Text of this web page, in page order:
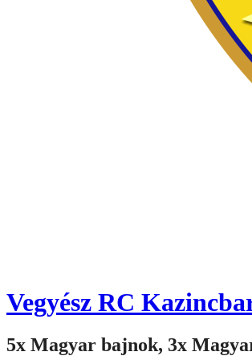
Vegyész RC
5x Magyar bajnok, 3x